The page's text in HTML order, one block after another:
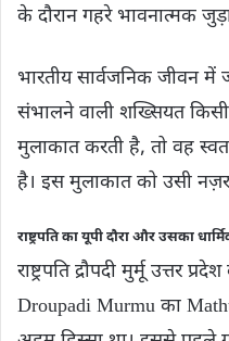
के दौरान गहरे भावनात्मक
भारतीय सार्वजनिक जीवन
संभालने वाली शख्सियत
मुलाकात करती है, तो वह
है। इस मुलाकात को उसी
राष्ट्रपति का यूपी दौरा और उसका
राष्ट्रपति द्रौपदी मुर्मू उत्तर
Droupadi Murmu का